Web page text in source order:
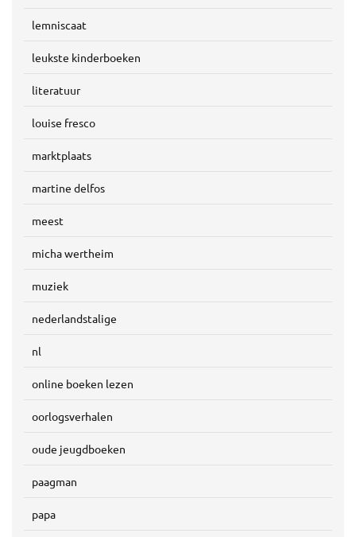
lemniscaat
leukste kinderboeken
literatuur
louise fresco
marktplaats
martine delfos
meest
micha wertheim
muziek
nederlandstalige
nl
online boeken lezen
oorlogsverhalen
oude jeugdboeken
paagman
papa